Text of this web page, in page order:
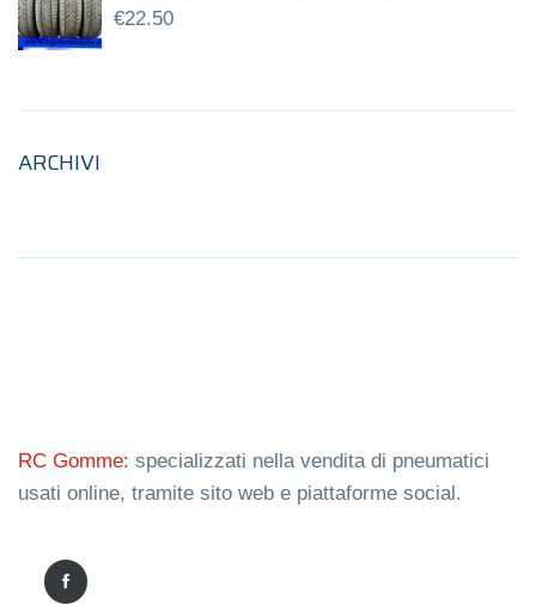
€22.50
ARCHIVI
RC Gomme: specializzati nella vendita di pneumatici
usati online, tramite sito web e piattaforme social.